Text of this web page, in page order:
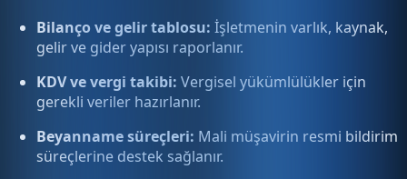
Bilanço ve gelir tablosu: İşletmenin varlık, kaynak,
gelir ve gider yapısı raporlanır.
KDV ve vergi takibi: Vergisel yükümlülükler için
gerekli veriler hazırlanır.
Beyanname süreçleri: Mali müşavirin resmi bildirim
süreçlerine destek sağlanır.